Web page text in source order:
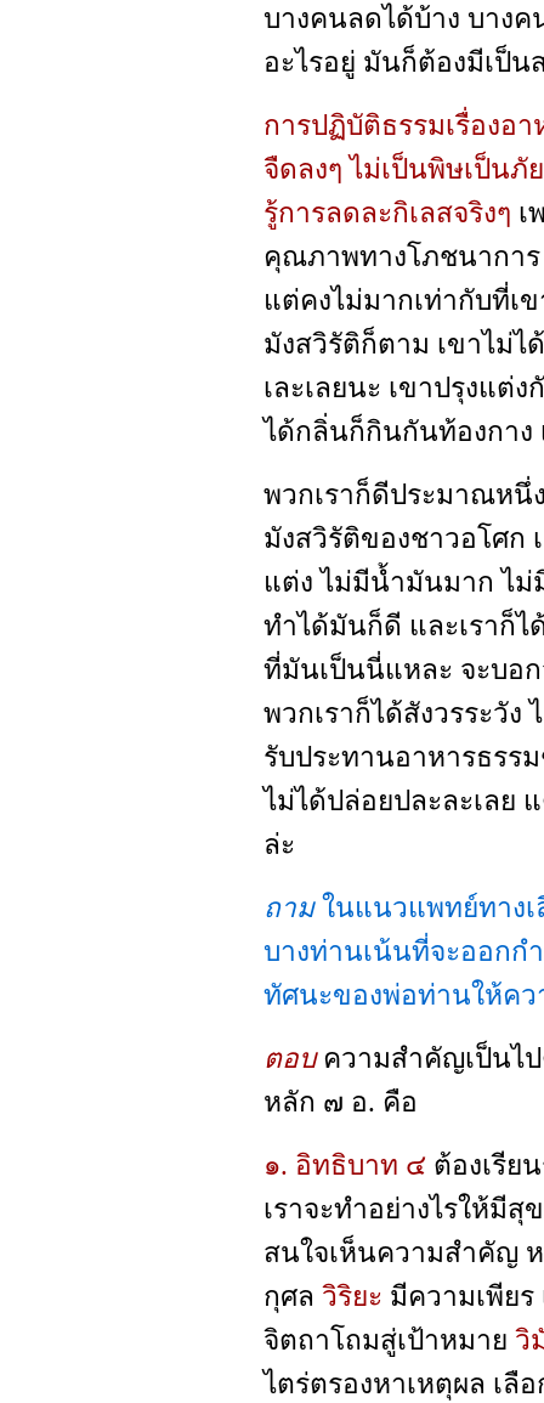
บางคนลดได้บ้าง บาง
อะไรอยู่ มันก็ต้องมีเป็
การปฏิบัติธรรมเรื่องอ
จืดลงๆ ไม่เป็นพิษเป็นภั
รู้การลดละกิเลสจริงๆ เ
คุณภาพทางโภชนาการ
แต่คงไม่มากเท่ากับที่เ
มังสวิรัติก็ตาม เขาไม่ไ
เละเลยนะ เขาปรุงแต่
ได้กลิ่นก็กินกันท้องกาง
พวกเราก็ดีประมาณหนึ่
มังสวิรัติของชาวอโศก
แต่ง ไม่มีน้ำมันมาก ไม่
ทำได้มันก็ดี และเราก็
ที่มันเป็นนี่แหละ จะบอ
พวกเราก็ได้สังวรระวัง
รับประทานอาหารธรร
ไม่ได้ปล่อยปละละเลย
ล่ะ
ถามในแนวแพทย์ทางเ
บางท่านเน้นที่จะออกก
ทัศนะของพ่อท่านให้คว
ตอบ ความสำคัญเป็นไป
หลัก ๗ อ. คือ
๑. อิทธิบาท ๔ ต้องเรีย
เราจะทำอย่างไรให้มีสุ
สนใจเห็นความสำคัญ
กุศล วิริยะ มีความเพียร
จิตถาโถมสู่เป้าหมาย วิ
ไตร่ตรองหาเหตุผล เลื